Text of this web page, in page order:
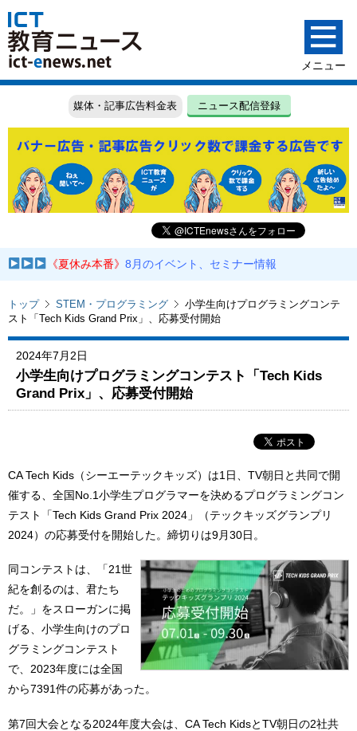
媒体・記事広告料金表 ニュース配信登録
《夏休み本番》8月のイベント、セミナー情報
トップ STEM・プログラミング
小学生向けプログラミングコンテ
スト「Tech Kids Grand Prix」、応募受付開始
2024年7月2日
小学生向けプログラミングコンテスト「Tech Kids
Grand Prix」、応募受付開始
CA Tech Kids（シーエーテックキッズ）は1日、TV朝日と共同で開
催する、全国No.1小学生プログラマーを決めるプログラミングコン
テスト「Tech Kids Grand Prix 2024」（テックキッズグランプリ
2024）の応募受付を開始した。締切りは9月30日。
同コンテストは、「21世
紀を創るのは、君たち
だ。」をスローガンに掲
げる、小学生向けのプロ
グラミングコンテスト
で、2023年度には全国
から7391件の応募があった。
第7回大会となる2024年度大会は、CA Tech KidsとTV朝日の2社共